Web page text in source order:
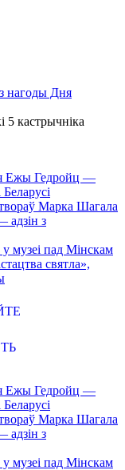
нагоды Дня
кастрычніка
Ежы Гедройц —
Марка Шагала
адзін з
музеі пад Мінскам
святла»,
Ежы Гедройц —
Марка Шагала
адзін з
музеі пад Мінскам